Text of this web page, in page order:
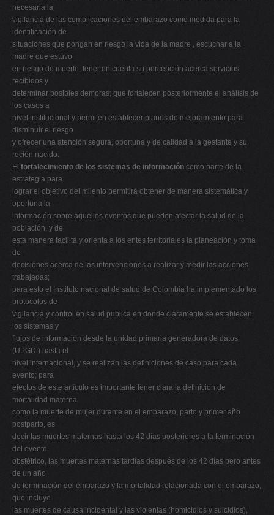
necesaria la
vigilancia de las complicaciones del embarazo como medida para la
identificación de
situaciones que pongan en riesgo la vida de la madre , escuchar a la
madre que estuvo
en riesgo de muerte, tener en cuenta su percepción acerca servicios
recibidos y
determinar posibles demoras; que fortalecen posteriormente el análisis de
los casos a
nivel institucional y permiten establecer planes de mejoramiento para
disminuir el riesgo
y ofrecer una atención segura, oportuna y de calidad a la gestante y su
recién nacido.
El fortalecimiento de los sistemas de información como parte de la
estrategia para
lograr el objetivo del milenio permitirá obtener de manera sistemática y
oportuna la
información sobre aquellos eventos que pueden afectar la salud de la
población, y de
esta manera facilita y orienta a los entes territoriales la planeación y toma
de
decisiones acerca de las intervenciones a realizar y medir las acciones
trabajadas;
para esto el Instituto nacional de salud de Colombia ha implementado los
protocolos de
vigilancia y control en salud publica en donde claramente se establecen
los sistemas y
flujos de información desde la unidad primaria generadora de datos
(UPGD ) hasta el
nivel internacional, y se realizan las definiciones de caso para cada
evento; para
efectos de este artículo es importante tener clara la definición de
mortalidad materna
como la muerte de mujer durante en el embarazo, parto y primer año
postparto, es
decir las muertes maternas hasta los 42 días posteriores a la terminación
del evento
obstétrico, las muertes maternas tardías después de los 42 días pero antes
de un año
de terminación del embarazo y la mortalidad relacionada con el embarazo,
que incluye
las muertes de causa incidental y las violentas (homicidios y suicidios),